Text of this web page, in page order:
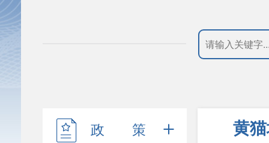
政 策 黄